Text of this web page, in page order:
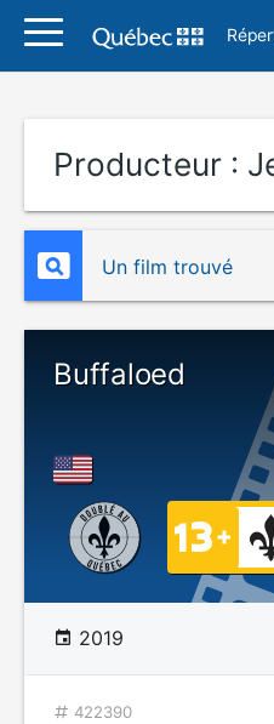
Producteur :
Un film trouvé
Buffaloed
2019
422390